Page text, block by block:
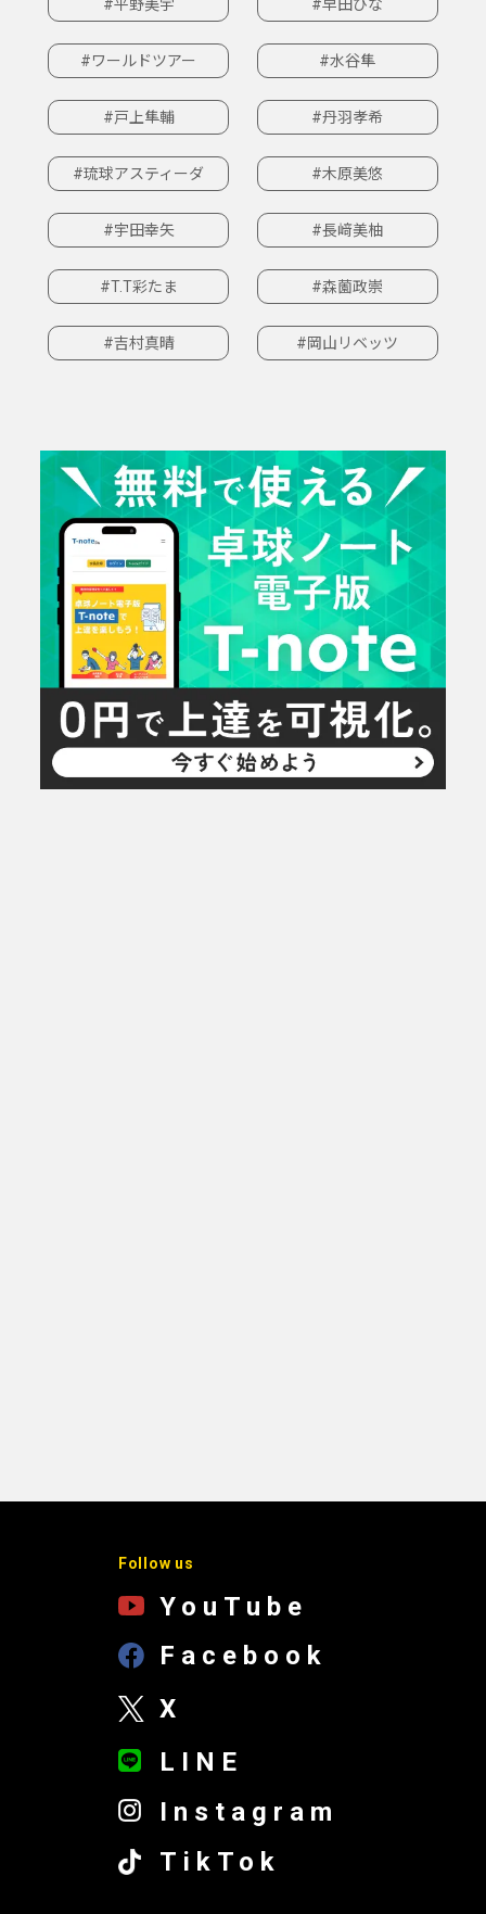
#平野美宇 #早田ひな
#ワールドツアー #水谷隼
#戸上隼輔 #丹羽孝希
#琉球アスティーダ #木原美悠
#宇田幸矢 #長﨑美柚
#T.T彩たま #森薗政崇
#吉村真晴 #岡山リベッツ
Follow us
YouTube
Facebook
X
LINE
Instagram
TikTok